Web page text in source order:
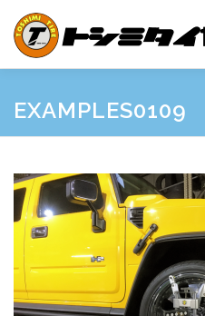
キ
HOME MAINTENANCE
SHOP GUIDE BLOG
INFORMATION SNS
EXAMPLES0109